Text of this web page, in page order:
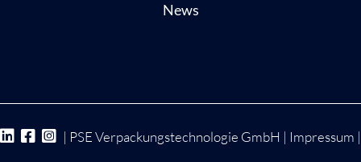
News
| PSE Verpackungstechnologie GmbH | Impressum |